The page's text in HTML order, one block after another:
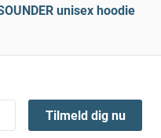
unisex hoodie
Tilmeld dig nu